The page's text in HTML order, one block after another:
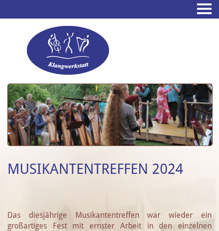
MUSIKANTENTREFFEN 2024
Das diesjährige Musikantentreffen war wieder ein
großartiges Fest mit ernster Arbeit in den einzelnen